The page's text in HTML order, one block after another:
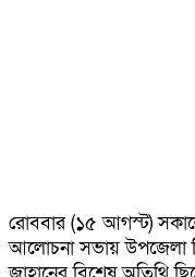
রোববার (১৫ আগস্ট)
আলোচনা সভায় উপজেলা